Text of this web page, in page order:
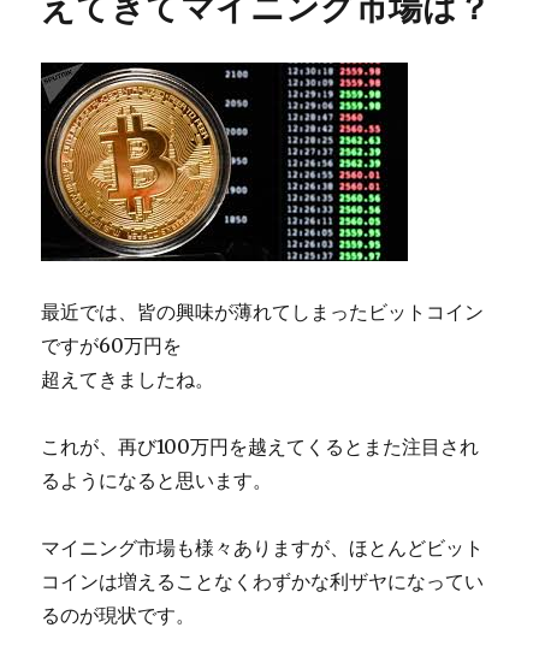
最近では、皆の興味が薄れてしまったビットコイン
ですが60万円を
超えてきましたね。
これが、再び100万円を越えてくるとまた注目され
るようになると思います。
マイニング市場も様々ありますが、ほとんどビット
コインは増えることなくわずかな利ザヤになってい
るのが現状です。